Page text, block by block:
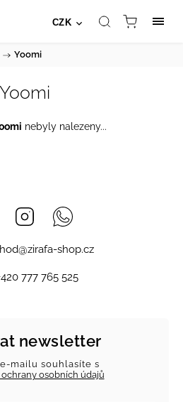
CZK
/ Yoomi
Yoomi
nebyly nalezeny...
Facebook Instagram
@zirafa-shop.cz
777 765 525
newsletter
mailu souhlasíte s
osobních údajů